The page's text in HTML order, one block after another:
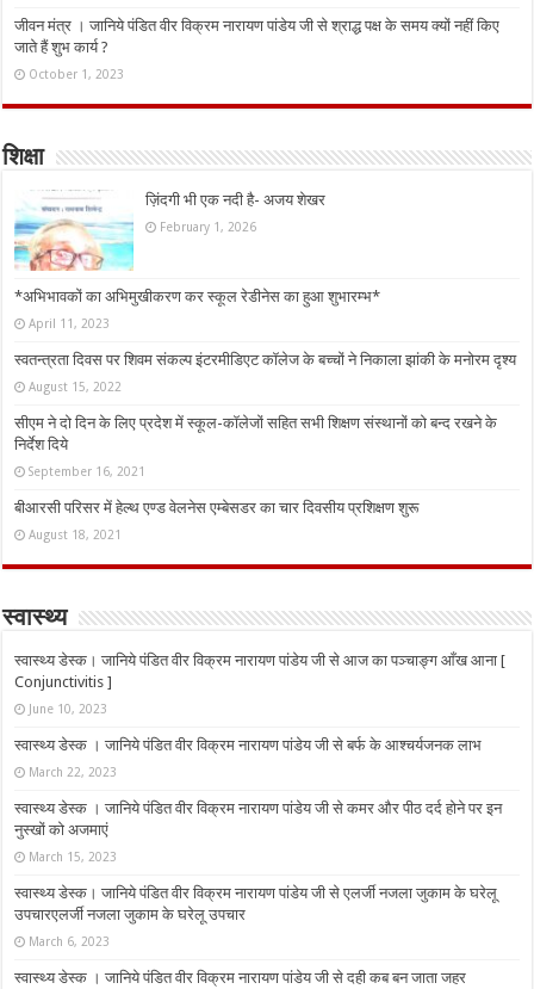
जीवन मंत्र । जानिये पंडित वीर विक्रम नारायण पांडेय जी से श्राद्ध पक्ष के समय क्यों नहीं किए
जाते हैं शुभ कार्य ?
October 1, 2023
शिक्षा
ज़िंदगी भी एक नदी है- अजय शेखर
February 1, 2026
*अभिभावकों का अभिमुखीकरण कर स्कूल रेडीनेस का हुआ शुभारम्भ*
April 11, 2023
स्वतन्त्रता दिवस पर शिवम संकल्प इंटरमीडिएट कॉलेज के बच्चों ने निकाला झांकी के मनोरम दृश्य
August 15, 2022
सीएम ने दो दिन के लिए प्रदेश में स्कूल-कॉलेजों सहित सभी शिक्षण संस्थानों को बन्द रखने के
निर्देश दिये
September 16, 2021
बीआरसी परिसर में हेल्थ एण्ड वेलनेस एम्बेसडर का चार दिवसीय प्रशिक्षण शुरू
August 18, 2021
स्वास्थ्य
स्वास्थ्य डेस्क। जानिये पंडित वीर विक्रम नारायण पांडेय जी से आज का पञ्चाङ्ग आँख आना [
Conjunctivitis ]
June 10, 2023
स्वास्थ्य डेस्क । जानिये पंडित वीर विक्रम नारायण पांडेय जी से बर्फ के आश्चर्यजनक लाभ
March 22, 2023
स्वास्थ्य डेस्क । जानिये पंडित वीर विक्रम नारायण पांडेय जी से कमर और पीठ दर्द होने पर इन
नुस्‍खों को अजमाएं
March 15, 2023
स्वास्थ्य डेस्क। जानिये पंडित वीर विक्रम नारायण पांडेय जी से एलर्जी नजला जुकाम के घरेलू
उपचारएलर्जी नजला जुकाम के घरेलू उपचार
March 6, 2023
स्वास्थ्य डेस्क । जानिये पंडित वीर विक्रम नारायण पांडेय जी से दही कब बन जाता जहर